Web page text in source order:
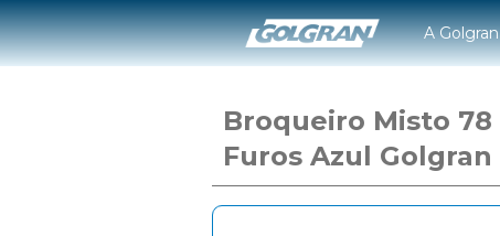
A Golgran
Broqueiro Misto 78
Furos Azul Golgran